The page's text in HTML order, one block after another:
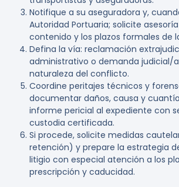
Notifique a su aseguradora y,
Autoridad Portuaria; solicite
contenido y los plazos formales de
Defina la vía: reclamación
administrativo o demanda judicial/
naturaleza del conflicto.
Coordine peritajes técnicos y
documentar daños, causa y
informe pericial al expediente con
custodia certificada.
Si procede, solicite medidas
retención) y prepare la estrategia
litigio con especial atención a los
prescripción y caducidad.